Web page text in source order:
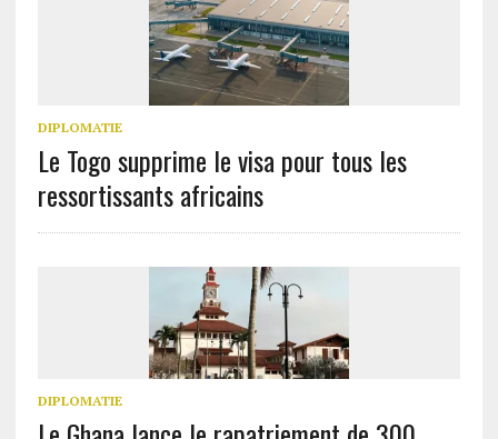
DIPLOMATIE
Le Togo supprime le visa pour tous les
ressortissants africains
DIPLOMATIE